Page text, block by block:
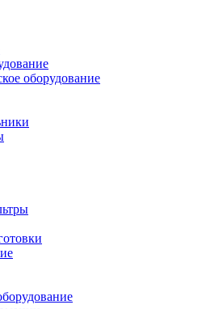
оборудование